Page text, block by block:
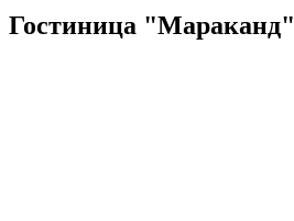
Гостиница "Мараканд"